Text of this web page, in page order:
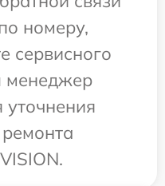
номеру,
сервисного
менеджер